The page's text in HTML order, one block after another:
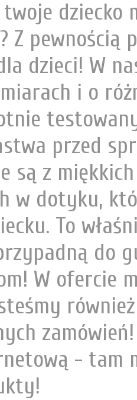
twoje
Z pewnością
dzieci! W
i o
przed
są z
w dotyku,
To
do
W ofercie
- tam